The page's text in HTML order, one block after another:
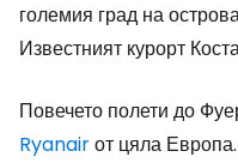
големия град на
Известният курорт
Повечето полети до
Ryanairот цяла